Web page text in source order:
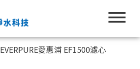
EVERPURE愛惠浦 EF1500濾心